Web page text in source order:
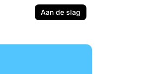
Aan de slag